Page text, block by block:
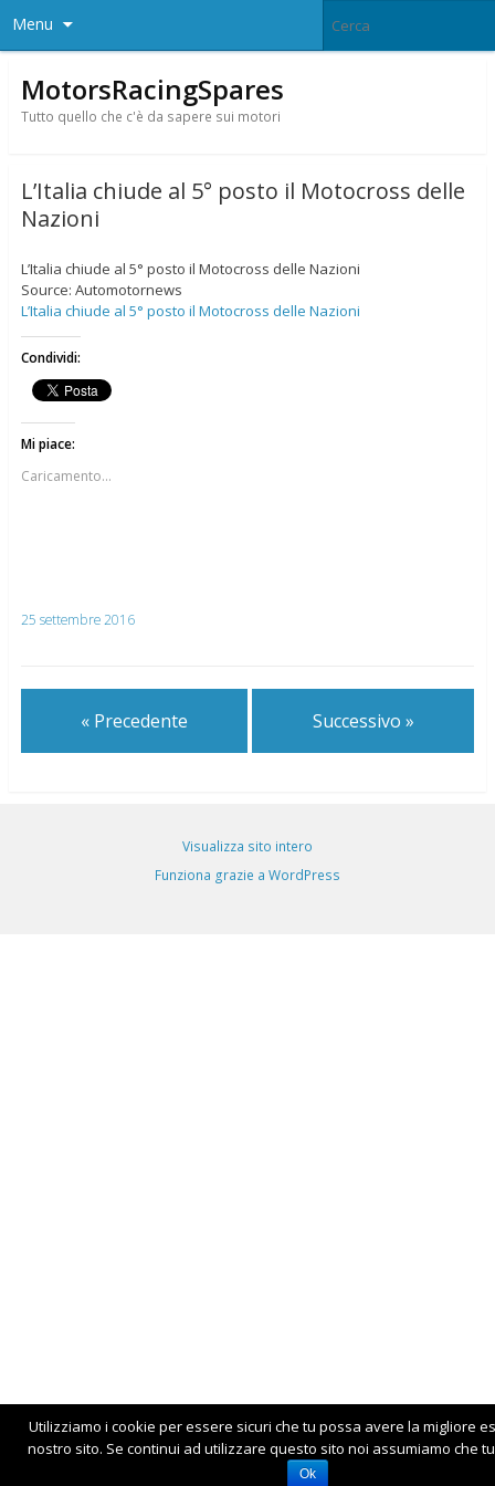
Menu
MotorsRacingSpares
Tutto quello che c'è da sapere sui motori
L’Italia chiude al 5° posto il Motocross delle
Nazioni
L’Italia chiude al 5° posto il Motocross delle Nazioni
Source: Automotornews
L’Italia chiude al 5° posto il Motocross delle Nazioni
Condividi:
Mi piace:
Caricamento...
25 settembre 2016
« Precedente Successivo »
Visualizza sito intero
Funziona grazie a WordPress
Utilizziamo i cookie per essere sicuri che tu possa avere la migliore
nostro sito. Se continui ad utilizzare questo sito noi assumiamo che
Ok